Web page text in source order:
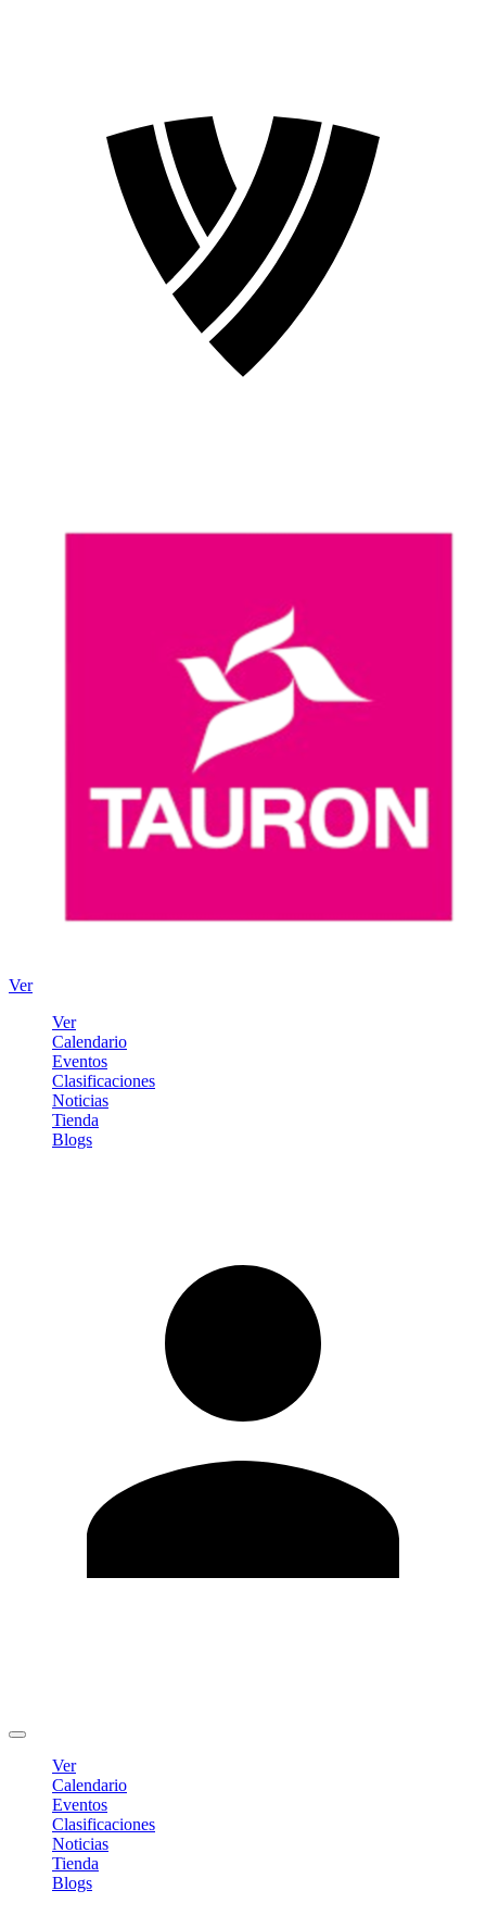
Ver
Ver
Calendario
Eventos
Clasificaciones
Noticias
Tienda
Blogs
Ver
Calendario
Eventos
Clasificaciones
Noticias
Tienda
Blogs